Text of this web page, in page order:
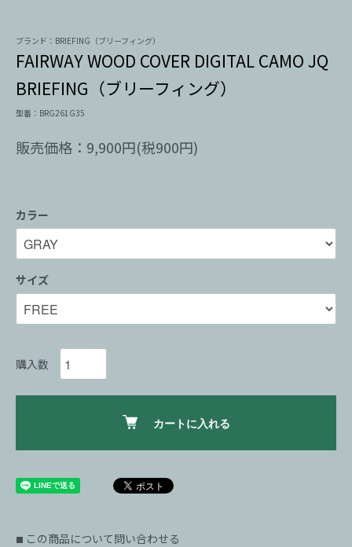
ブランド：BRIEFING（ブリーフィング）
FAIRWAY WOOD COVER DIGITAL CAMO JQ
BRIEFING（ブリーフィング）
型番：BRG261G35
販売価格：9,900円(税900円)
カラー
サイズ
購入数
カートに入れる
■ この商品について問い合わせる